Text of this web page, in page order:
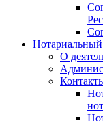
Нотариальный
О